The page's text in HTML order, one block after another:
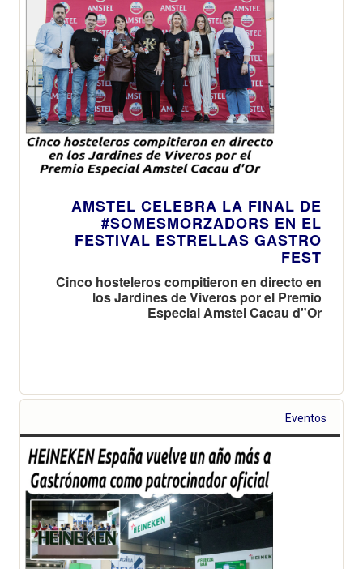
AMSTEL CELEBRA LA FINAL DE
#SOMESMORZADORS EN EL
FESTIVAL ESTRELLAS GASTRO
FEST
Cinco hosteleros compitieron en directo en
los Jardines de Viveros por el Premio
Especial Amstel Cacau d"Or
Eventos